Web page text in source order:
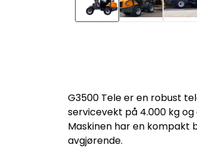
G3500 Tele er en robust
servicevekt på 4.000 kg
Maskinen har en kompakt
avgjørende.